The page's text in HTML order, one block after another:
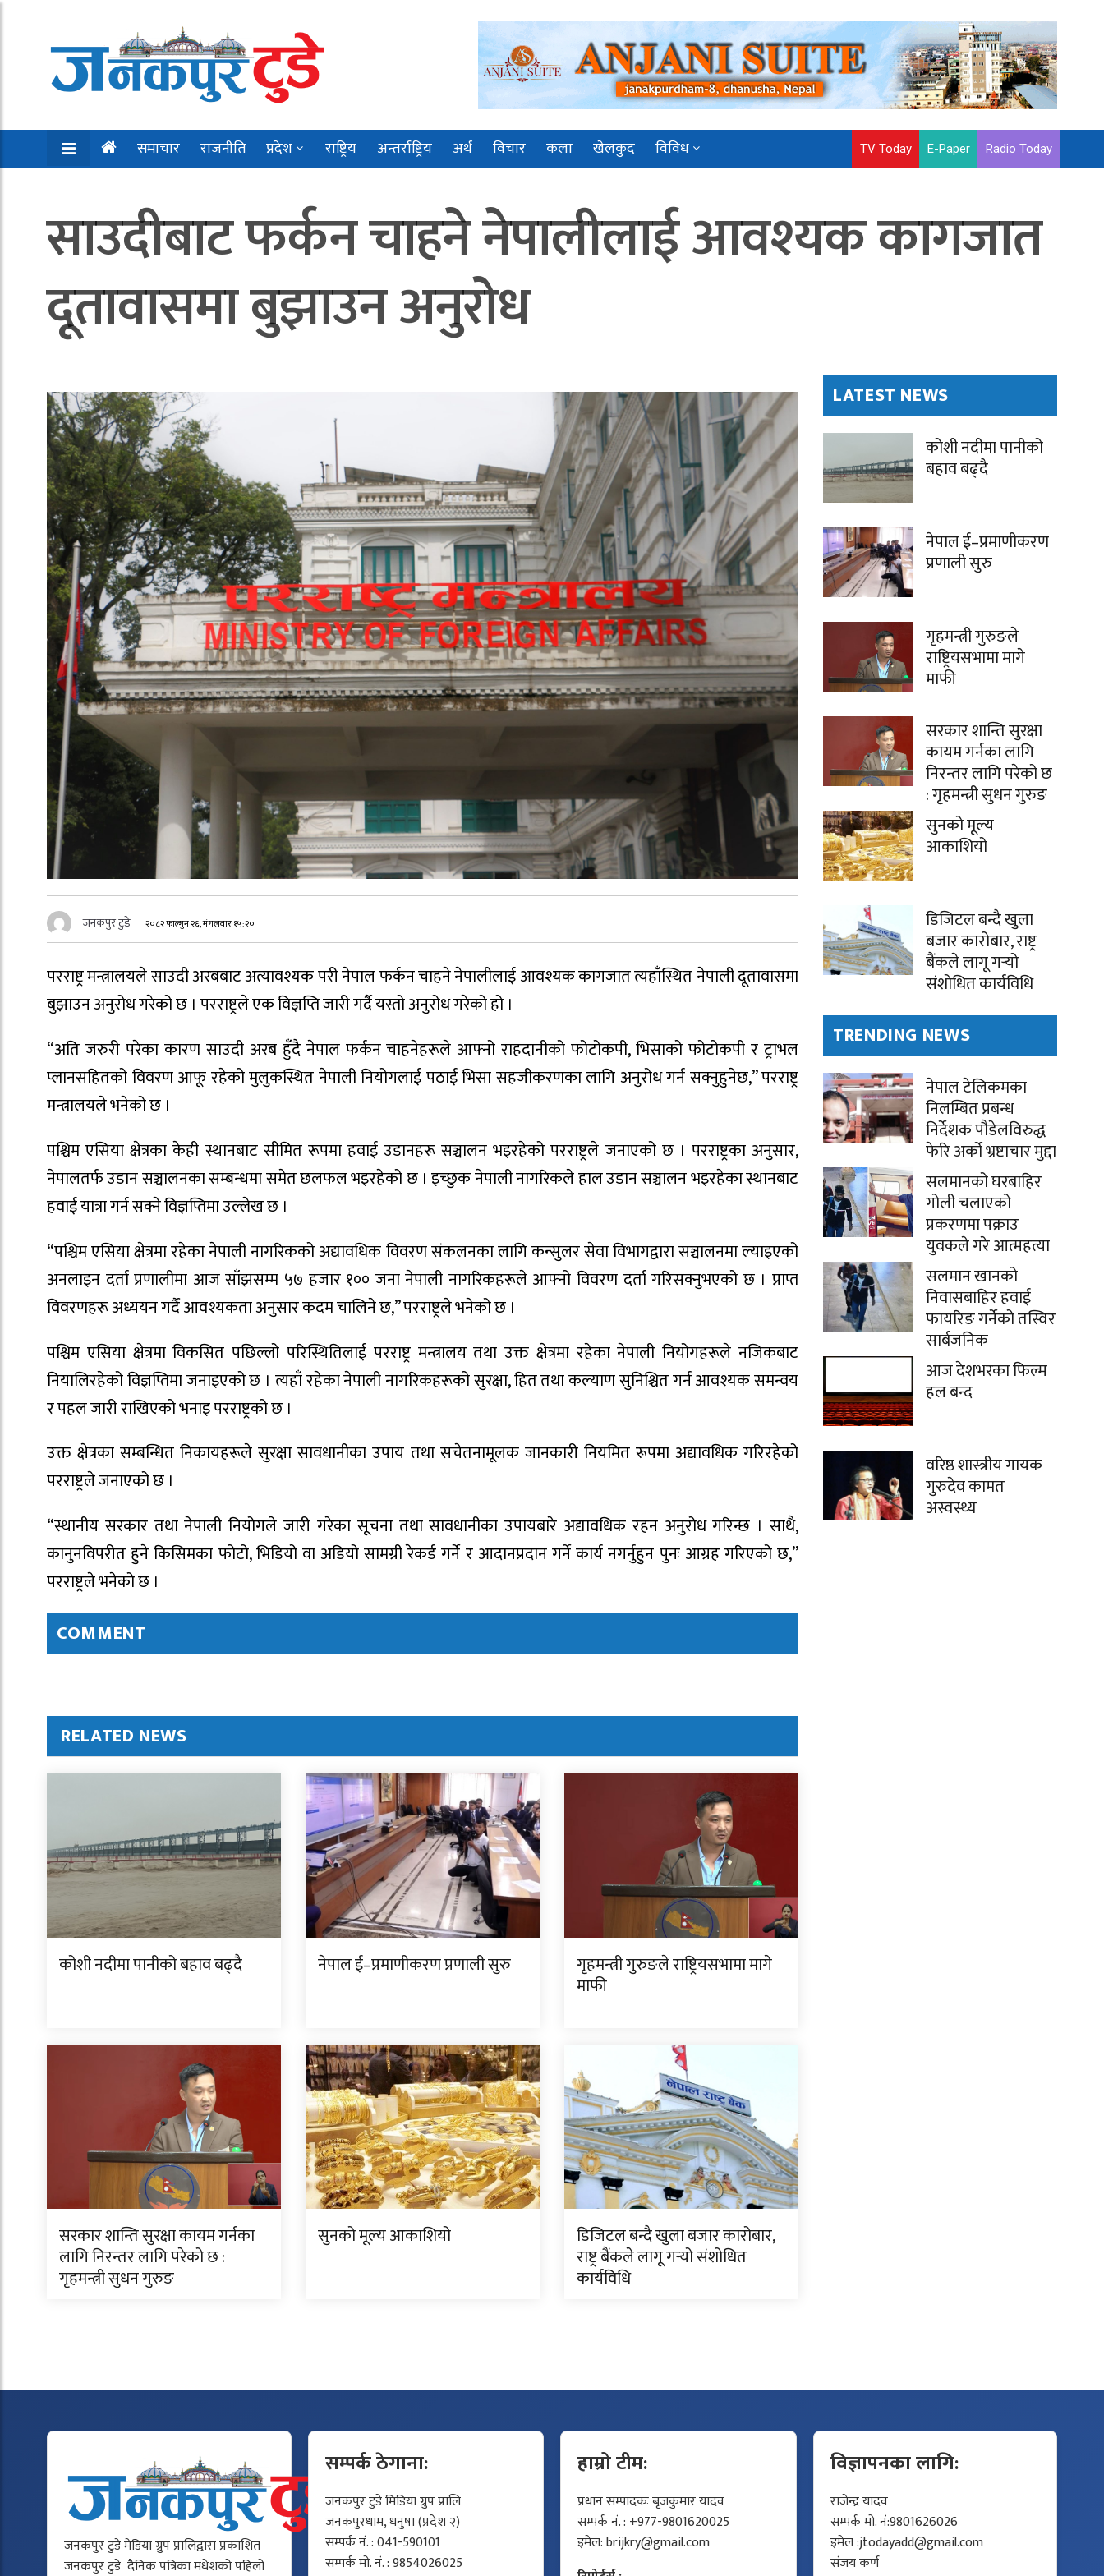
समाचार राजनीति प्रदेश राष्ट्रिय अन्तर्राष्ट्रिय अर्थ विचार कला खेलकुद विविध TV Today E-Paper Radio Today
साउदीबाट फर्कन चाहने नेपालीलाई आवश्यक कागजात
दूतावासमा बुझाउन अनुरोध
जनकपुर टुडे २०८२ फाल्गुन २६, मंगलवार १५:२०
परराष्ट्र मन्त्रालयले साउदी अरबबाट अत्यावश्यक परी नेपाल फर्कन चाहने नेपालीलाई आवश्यक कागजात त्यहाँस्थित नेपाली दूतावासमा
बुझाउन अनुरोध गरेको छ । परराष्ट्रले एक विज्ञप्ति जारी गर्दै यस्तो अनुरोध गरेको हो ।
“अति जरुरी परेका कारण साउदी अरब हुँदै नेपाल फर्कन चाहनेहरूले आफ्नो राहदानीको फोटोकपी, भिसाको फोटोकपी र ट्राभल
प्लानसहितको विवरण आफू रहेको मुलुकस्थित नेपाली नियोगलाई पठाई भिसा सहजीकरणका लागि अनुरोध गर्न सक्नुहुनेछ,” परराष्ट्र
मन्त्रालयले भनेको छ ।
पश्चिम एसिया क्षेत्रका केही स्थानबाट सीमित रूपमा हवाई उडानहरू सञ्चालन भइरहेको परराष्ट्रले जनाएको छ । परराष्ट्रका अनुसार,
नेपालतर्फ उडान सञ्चालनका सम्बन्धमा समेत छलफल भइरहेको छ । इच्छुक नेपाली नागरिकले हाल उडान सञ्चालन भइरहेका स्थानबाट
हवाई यात्रा गर्न सक्ने विज्ञप्तिमा उल्लेख छ ।
“पश्चिम एसिया क्षेत्रमा रहेका नेपाली नागरिकको अद्यावधिक विवरण संकलनका लागि कन्सुलर सेवा विभागद्वारा सञ्चालनमा ल्याइएको
अनलाइन दर्ता प्रणालीमा आज साँझसम्म ५७ हजार १०० जना नेपाली नागरिकहरूले आफ्नो विवरण दर्ता गरिसक्नुभएको छ । प्राप्त
विवरणहरू अध्ययन गर्दै आवश्यकता अनुसार कदम चालिने छ,” परराष्ट्रले भनेको छ ।
पश्चिम एसिया क्षेत्रमा विकसित पछिल्लो परिस्थितिलाई परराष्ट्र मन्त्रालय तथा उक्त क्षेत्रमा रहेका नेपाली नियोगहरूले नजिकबाट
नियालिरहेको विज्ञप्तिमा जनाइएको छ । त्यहाँ रहेका नेपाली नागरिकहरूको सुरक्षा, हित तथा कल्याण सुनिश्चित गर्न आवश्यक समन्वय
र पहल जारी राखिएको भनाइ परराष्ट्रको छ ।
उक्त क्षेत्रका सम्बन्धित निकायहरूले सुरक्षा सावधानीका उपाय तथा सचेतनामूलक जानकारी नियमित रूपमा अद्यावधिक गरिरहेको
परराष्ट्रले जनाएको छ ।
“स्थानीय सरकार तथा नेपाली नियोगले जारी गरेका सूचना तथा सावधानीका उपायबारे अद्यावधिक रहन अनुरोध गरिन्छ । साथै,
कानुनविपरीत हुने किसिमका फोटो, भिडियो वा अडियो सामग्री रेकर्ड गर्ने र आदानप्रदान गर्ने कार्य नगर्नुहुन पुनः आग्रह गरिएको छ,”
परराष्ट्रले भनेको छ ।
COMMENT
RELATED NEWS
कोशी नदीमा पानीको बहाव बढ्दै नेपाल ई–प्रमाणीकरण प्रणाली सुरु गृहमन्त्री गुरुङले राष्ट्रियसभामा मागे
माफी
सरकार शान्ति सुरक्षा कायम गर्नका
लागि निरन्तर लागि परेको छ :
गृहमन्त्री सुधन गुरुङ
सुनको मूल्य आकाशियो डिजिटल बन्दै खुला बजार कारोबार,
राष्ट्र बैंकले लागू गर्‍यो संशोधित
कार्यविधि
LATEST NEWS
कोशी नदीमा पानीको
बहाव बढ्दै
नेपाल ई–प्रमाणीकरण
प्रणाली सुरु
गृहमन्त्री गुरुङले
राष्ट्रियसभामा मागे
माफी
सरकार शान्ति सुरक्षा
कायम गर्नका लागि
निरन्तर लागि परेको छ
: गृहमन्त्री सुधन गुरुङ
सुनको मूल्य
आकाशियो
डिजिटल बन्दै खुला
बजार कारोबार, राष्ट्र
बैंकले लागू गर्‍यो
संशोधित कार्यविधि
TRENDING NEWS
नेपाल टेलिकमका
निलम्बित प्रबन्ध
निर्देशक पौडेलविरुद्ध
फेरि अर्को भ्रष्टाचार मुद्दा
सलमानको घरबाहिर
गोली चलाएको
प्रकरणमा पक्राउ
युवकले गरे आत्महत्या
सलमान खानको
निवासबाहिर हवाई
फायरिङ गर्नेको तस्विर
सार्बजनिक
आज देशभरका फिल्म
हल बन्द
वरिष्ठ शास्त्रीय गायक
गुरुदेव कामत
अस्वस्थ्य
जनकपुर टुडे मेडिया ग्रुप प्रालिद्वारा प्रकाशित
जनकपुर टुडे दैनिक पत्रिका मधेशको पहिलो
सम्पर्क ठेगाना:
जनकपुर टुडे मिडिया ग्रुप प्रालि
जनकपुरधाम, धनुषा (प्रदेश २)
सम्पर्क नं. : 041-590101
सम्पर्क मो. नं. : 9854026025
हाम्रो टीम:
प्रधान सम्पादकः बृजकुमार यादव
सम्पर्क नं. : +977-9801620025
इमेल:brijkry@gmail.com
विज्ञापनका लागि:
राजेन्द्र यादव
सम्पर्क मो. नं:9801626026
इमेल :jtodayadd@gmail.com
संजय कर्ण